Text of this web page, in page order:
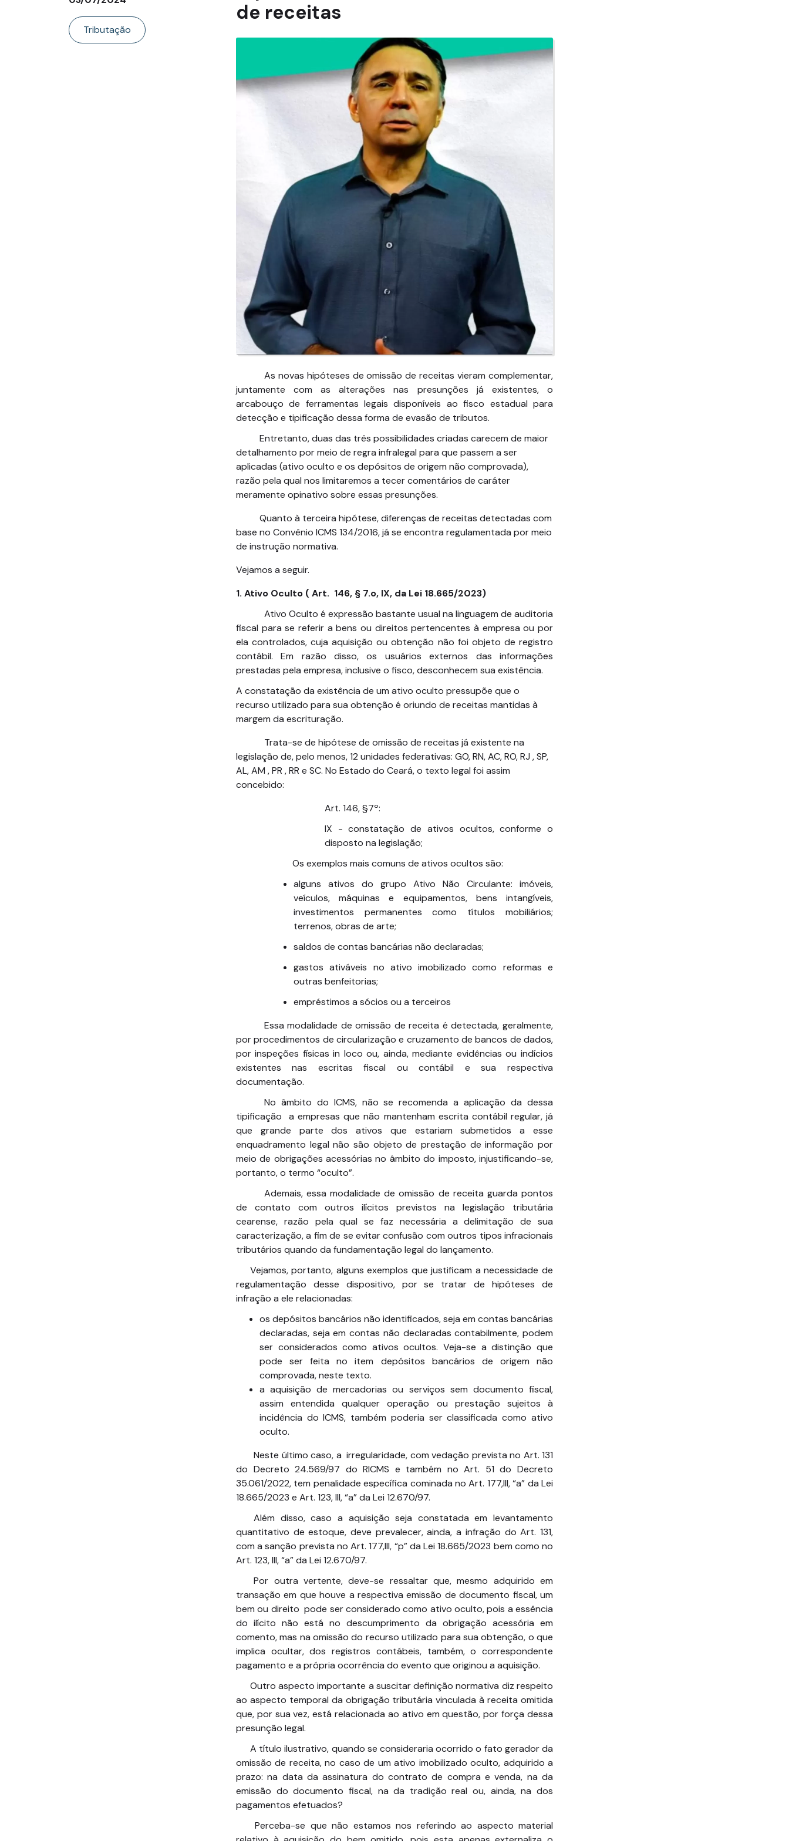
Tributação
de receitas
As novas hipóteses de omissão de receitas vieram complementar,
juntamente com as alterações nas presunções já existentes, o
arcabouço de ferramentas legais disponíveis ao fisco estadual para
detecção e tipificação dessa forma de evasão de tributos.
Entretanto, duas das três possibilidades criadas carecem de maior
detalhamento por meio de regra infralegal para que passem a ser
aplicadas (ativo oculto e os depósitos de origem não comprovada),
razão pela qual nos limitaremos a tecer comentários de caráter
meramente opinativo sobre essas presunções.
Quanto à terceira hipótese, diferenças de receitas detectadas com
base no Convênio ICMS 134/2016, já se encontra regulamentada por meio
de instrução normativa.
Vejamos a seguir.
1. Ativo Oculto ( Art. 146, § 7.o, IX, da Lei 18.665/2023)
Ativo Oculto é expressão bastante usual na linguagem de auditoria
fiscal para se referir a bens ou direitos pertencentes à empresa ou por
ela controlados, cuja aquisição ou obtenção não foi objeto de registro
contábil. Em razão disso, os usuários externos das informações
prestadas pela empresa, inclusive o fisco, desconhecem sua existência.
A constatação da existência de um ativo oculto pressupõe que o
recurso utilizado para sua obtenção é oriundo de receitas mantidas à
margem da escrituração.
Trata-se de hipótese de omissão de receitas já existente na
legislação de, pelo menos, 12 unidades federativas: GO, RN, AC, RO, RJ , SP,
AL, AM , PR , RR e SC. No Estado do Ceará, o texto legal foi assim
concebido:
Art. 146, §7º:
IX - constatação de ativos ocultos, conforme o
disposto na legislação;
Os exemplos mais comuns de ativos ocultos são:
alguns ativos do grupo Ativo Não Circulante: imóveis,
veículos, máquinas e equipamentos, bens intangíveis,
investimentos permanentes como títulos mobiliários;
terrenos, obras de arte;
saldos de contas bancárias não declaradas;
gastos ativáveis no ativo imobilizado como reformas e
outras benfeitorias;
empréstimos a sócios ou a terceiros
Essa modalidade de omissão de receita é detectada, geralmente,
por procedimentos de circularização e cruzamento de bancos de dados,
por inspeções físicas in loco ou, ainda, mediante evidências ou indícios
existentes nas escritas fiscal ou contábil e sua respectiva
documentação.
No âmbito do ICMS, não se recomenda a aplicação da dessa
tipificação a empresas que não mantenham escrita contábil regular, já
que grande parte dos ativos que estariam submetidos a esse
enquadramento legal não são objeto de prestação de informação por
meio de obrigações acessórias no âmbito do imposto, injustificando-se,
portanto, o termo “oculto”.
Ademais, essa modalidade de omissão de receita guarda pontos
de contato com outros ilícitos previstos na legislação tributária
cearense, razão pela qual se faz necessária a delimitação de sua
caracterização, a fim de se evitar confusão com outros tipos infracionais
tributários quando da fundamentação legal do lançamento.
Vejamos, portanto, alguns exemplos que justificam a necessidade de
regulamentação desse dispositivo, por se tratar de hipóteses de
infração a ele relacionadas:
os depósitos bancários não identificados, seja em contas bancárias
declaradas, seja em contas não declaradas contabilmente, podem
ser considerados como ativos ocultos. Veja-se a distinção que
pode ser feita no item depósitos bancários de origem não
comprovada, neste texto.
a aquisição de mercadorias ou serviços sem documento fiscal,
assim entendida qualquer operação ou prestação sujeitos à
incidência do ICMS, também poderia ser classificada como ativo
oculto.
Neste último caso, a irregularidade, com vedação prevista no Art. 131
do Decreto 24.569/97 do RICMS e também no Art. 51 do Decreto
35.061/2022, tem penalidade específica cominada no Art. 177,III, “a” da Lei
18.665/2023 e Art. 123, III, “a” da Lei 12.670/97.
Além disso, caso a aquisição seja constatada em levantamento
quantitativo de estoque, deve prevalecer, ainda, a infração do Art. 131,
com a sanção prevista no Art. 177,III, “p” da Lei 18.665/2023 bem como no
Art. 123, III, “a” da Lei 12.670/97.
Por outra vertente, deve-se ressaltar que, mesmo adquirido em
transação em que houve a respectiva emissão de documento fiscal, um
bem ou direito pode ser considerado como ativo oculto, pois a essência
do ilícito não está no descumprimento da obrigação acessória em
comento, mas na omissão do recurso utilizado para sua obtenção, o que
implica ocultar, dos registros contábeis, também, o correspondente
pagamento e a própria ocorrência do evento que originou a aquisição.
Outro aspecto importante a suscitar definição normativa diz respeito
ao aspecto temporal da obrigação tributária vinculada à receita omitida
que, por sua vez, está relacionada ao ativo em questão, por força dessa
presunção legal.
A título ilustrativo, quando se consideraria ocorrido o fato gerador da
omissão de receita, no caso de um ativo imobilizado oculto, adquirido a
prazo: na data da assinatura do contrato de compra e venda, na da
emissão do documento fiscal, na da tradição real ou, ainda, na dos
pagamentos efetuados?
Perceba-se que não estamos nos referindo ao aspecto material